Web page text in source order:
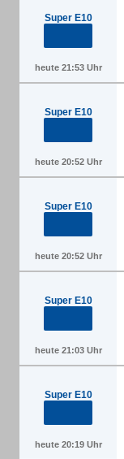
Super E10
heute 21:53 Uhr
Super E10
heute 20:52 Uhr
Super E10
heute 20:52 Uhr
Super E10
heute 21:03 Uhr
Super E10
heute 20:19 Uhr